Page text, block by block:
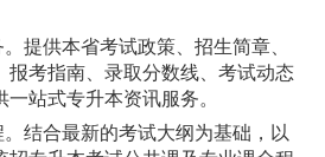
提供本省考试政策、招生简章、
报考指南、录取分数线、考试动态
站式专升本资讯服务。
结合最新的考试大纲为基础，以